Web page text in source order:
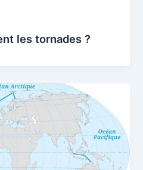
les tornades ?